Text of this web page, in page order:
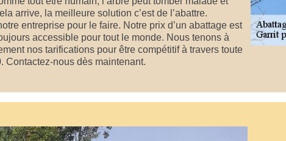
arrive, la meilleure solution c’est de l’abattre.
entreprise pour le faire. Notre prix d’un abattage est
accessible pour tout le monde. Nous tenons à
nos tarifications pour être compétitif à travers toute
Contactez-nous dès maintenant.